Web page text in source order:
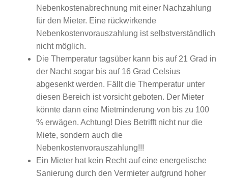
Nebenkostenabrechnung mit einer Nachzahlung
für den Mieter. Eine rückwirkende
Nebenkostenvorauszahlung ist selbstverständlich
nicht möglich.
Die Themperatur tagsüber kann bis auf 21 Grad in
der Nacht sogar bis auf 16 Grad Celsius
abgesenkt werden. Fällt die Themperatur unter
diesen Bereich ist vorsicht geboten. Der Mieter
könnte dann eine Mietminderung von bis zu 100
% erwägen. Achtung! Dies Betrifft nicht nur die
Miete, sondern auch die
Nebenkostenvorauszahlung!!!
Ein Mieter hat kein Recht auf eine energetische
Sanierung durch den Vermieter aufgrund hoher